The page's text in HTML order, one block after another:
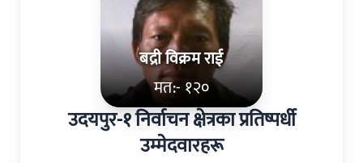
बद्री विक्रम राई
मत:- १२०
उदयपुर-१ निर्वाचन क्षेत्रका प्रतिष्पर्धी
उम्मेदवारहरू